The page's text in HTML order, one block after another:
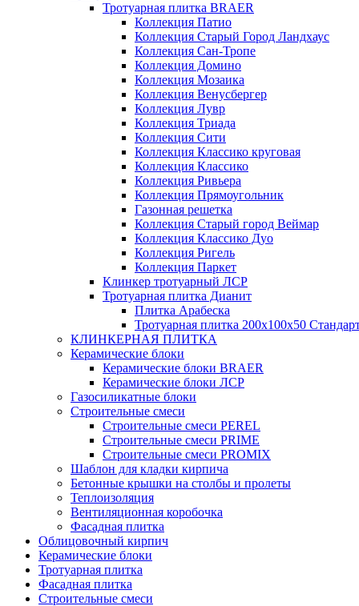
Тротуарная плитка BRAER
Коллекция Патио
Коллекция Старый Город Ландхаус
Коллекция Сан-Тропе
Коллекция Домино
Коллекция Мозаика
Коллекция Венусбергер
Коллекция Лувр
Коллекция Триада
Коллекция Сити
Коллекция Классико круговая
Коллекция Классико
Коллекция Ривьера
Коллекция Прямоугольник
Газонная решетка
Коллекция Старый город Веймар
Коллекция Классико Дуо
Коллекция Ригель
Коллекция Паркет
Клинкер тротуарный ЛСР
Тротуарная плитка Дианит
Плитка Арабеска
Тротуарная плитка 200х100х50
КЛИНКЕРНАЯ ПЛИТКА
Керамические блоки
Керамические блоки BRAER
Керамические блоки ЛСР
Газосиликатные блоки
Строительные смеси
Строительные смеси PEREL
Строительные смеси PRIME
Строительные смеси PROMIX
Шаблон для кладки кирпича
Бетонные крышки на столбы и пролеты
Теплоизоляция
Вентиляционная коробочка
Фасадная плитка
Облицовочный кирпич
Керамические блоки
Тротуарная плитка
Фасадная плитка
Строительные смеси